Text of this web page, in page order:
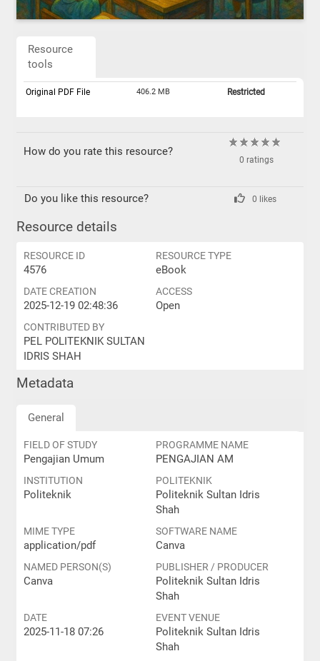
Resource
tools
Original PDF File 406.2 MB Restricted
How do you rate this resource?
0 ratings
Do you like this resource? 0 likes
Resource details
RESOURCE ID
4576
RESOURCE TYPE
eBook
DATE CREATION
2025-12-19 02:48:36
ACCESS
Open
CONTRIBUTED BY
PEL POLITEKNIK SULTAN
IDRIS SHAH
Metadata
General
FIELD OF STUDY
Pengajian Umum
PROGRAMME NAME
PENGAJIAN AM
INSTITUTION
Politeknik
POLITEKNIK
Politeknik Sultan Idris
Shah
MIME TYPE
application/pdf
SOFTWARE NAME
Canva
NAMED PERSON(S)
Canva
PUBLISHER / PRODUCER
Politeknik Sultan Idris
Shah
DATE
2025-11-18 07:26
EVENT VENUE
Politeknik Sultan Idris
Shah